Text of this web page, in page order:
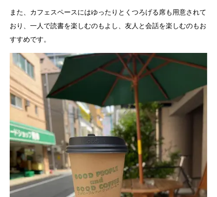
また、カフェスペースにはゆったりとくつろげる席も用意されて
おり、一人で読書を楽しむのもよし、友人と会話を楽しむのもお
すすめです。